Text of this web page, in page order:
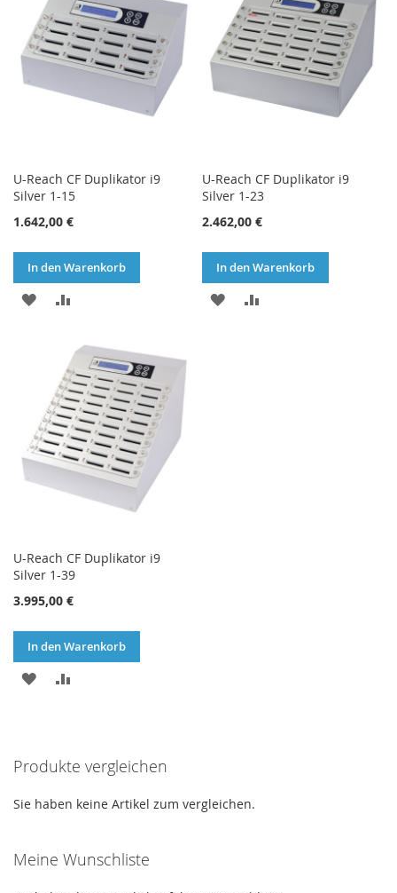
U-Reach CF Duplikator i9
Silver 1-15
1.642,00 €
In den Warenkorb
ZUR
HINZUFÜGEN
HINZUFÜGEN
U-Reach CF Duplikator i9
Silver 1-23
2.462,00 €
In den Warenkorb
ZUR
U-Reach CF Duplikator i9
Silver 1-39
3.995,00 €
In den Warenkorb
ZUR
Produkte vergleichen
Sie haben keine Artikel zum vergleichen.
Meine Wunschliste